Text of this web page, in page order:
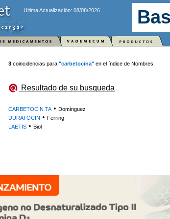
Ultima Actualización: 08/08/2026
3 coincidencias para "carbetocina" en el índice de Nombres.
Resultado de su busqueda
CARBETOCIN TA • Domínguez
DURATOCIN • Ferring
LAETIS • Biol